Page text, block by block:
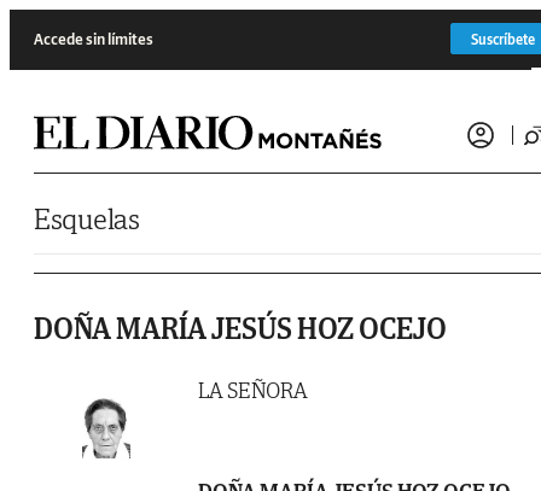
Accede sin límites Suscríbete
Esquelas
DOÑA MARÍA JESÚS HOZ OCEJO
LA SEÑORA